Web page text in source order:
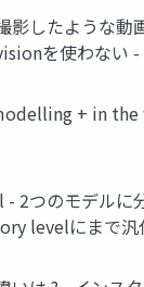
したような
を使わない -
+ in
2つのモデル
levelにまで汎